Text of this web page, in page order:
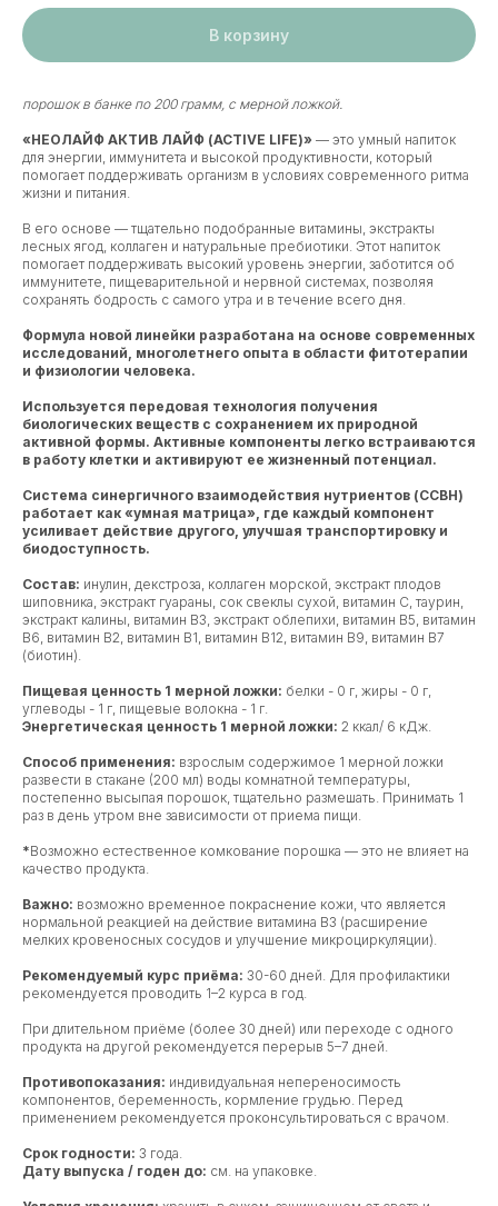
В корзину
порошок в банке по 200 грамм, с мерной ложкой.
«НЕОЛАЙФ АКТИВ ЛАЙФ (ACTIVE LIFE)» — это умный напиток
для энергии, иммунитета и высокой продуктивности, который
помогает поддерживать организм в условиях современного ритма
жизни и питания.
В его основе — тщательно подобранные витамины, экстракты
лесных ягод, коллаген и натуральные пребиотики. Этот напиток
помогает поддерживать высокий уровень энергии, заботится об
иммунитете, пищеварительной и нервной системах, позволяя
сохранять бодрость с самого утра и в течение всего дня.
Формула новой линейки разработана на основе современных
исследований, многолетнего опыта в области фитотерапии
и физиологии человека.
Используется передовая технология получения
биологических веществ с сохранением их природной
активной формы. Активные компоненты легко встраиваются
в работу клетки и активируют ее жизненный потенциал.
Система синергичного взаимодействия нутриентов (ССВН)
работает как «умная матрица», где каждый компонент
усиливает действие другого, улучшая транспортировку и
биодоступность.
Состав: инулин, декстроза, коллаген морской, экстракт плодов
шиповника, экстракт гуараны, сок свеклы сухой, витамин С, таурин,
экстракт калины, витамин В3, экстракт облепихи, витамин В5, витамин
В6, витамин В2, витамин В1, витамин В12, витамин В9, витамин В7
(биотин).
Пищевая ценность 1 мерной ложки: белки - 0 г, жиры - 0 г,
углеводы - 1 г, пищевые волокна - 1 г.
Энергетическая ценность 1 мерной ложки: 2 ккал/ 6 кДж.
Способ применения: взрослым содержимое 1 мерной ложки
развести в стакане (200 мл) воды комнатной температуры,
постепенно высыпая порошок, тщательно размешать. Принимать 1
раз в день утром вне зависимости от приема пищи.
*Возможно естественное комкование порошка — это не влияет на
качество продукта.
Важно: возможно временное покраснение кожи, что является
нормальной реакцией на действие витамина В3 (расширение
мелких кровеносных сосудов и улучшение микроциркуляции).
Рекомендуемый курс приёма: 30-60 дней. Для профилактики
рекомендуется проводить 1–2 курса в год.
При длительном приёме (более 30 дней) или переходе с одного
продукта на другой рекомендуется перерыв 5–7 дней.
Противопоказания: индивидуальная непереносимость
компонентов, беременность, кормление грудью. Перед
применением рекомендуется проконсультироваться с врачом.
Срок годности: 3 года.
Дату выпуска / годен до: см. на упаковке.